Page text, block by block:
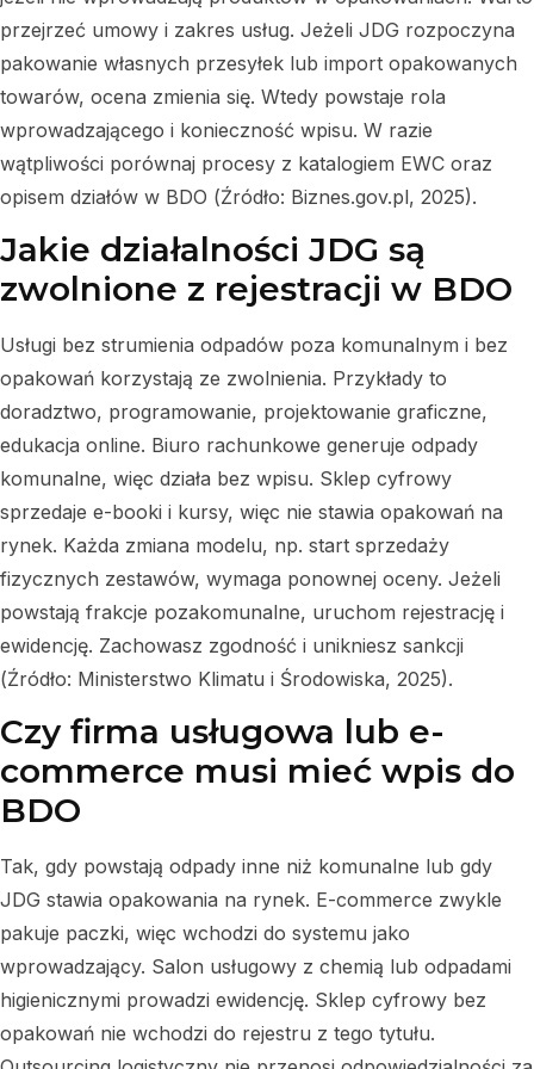
przejrzeć umowy i zakres usług. Jeżeli JDG rozpoczyna
pakowanie własnych przesyłek lub import opakowanych
towarów, ocena zmienia się. Wtedy powstaje rola
wprowadzającego i konieczność wpisu. W razie
wątpliwości porównaj procesy z katalogiem EWC oraz
opisem działów w BDO (Źródło: Biznes.gov.pl, 2025).
Jakie działalności JDG są
zwolnione z rejestracji w BDO
Usługi bez strumienia odpadów poza komunalnym i bez
opakowań korzystają ze zwolnienia. Przykłady to
doradztwo, programowanie, projektowanie graficzne,
edukacja online. Biuro rachunkowe generuje odpady
komunalne, więc działa bez wpisu. Sklep cyfrowy
sprzedaje e-booki i kursy, więc nie stawia opakowań na
rynek. Każda zmiana modelu, np. start sprzedaży
fizycznych zestawów, wymaga ponownej oceny. Jeżeli
powstają frakcje pozakomunalne, uruchom rejestrację i
ewidencję. Zachowasz zgodność i unikniesz sankcji
(Źródło: Ministerstwo Klimatu i Środowiska, 2025).
Czy firma usługowa lub e-
commerce musi mieć wpis do
BDO
Tak, gdy powstają odpady inne niż komunalne lub gdy
JDG stawia opakowania na rynek. E-commerce zwykle
pakuje paczki, więc wchodzi do systemu jako
wprowadzający. Salon usługowy z chemią lub odpadami
higienicznymi prowadzi ewidencję. Sklep cyfrowy bez
opakowań nie wchodzi do rejestru z tego tytułu.